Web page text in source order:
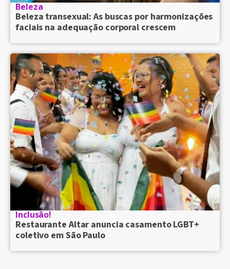
Beleza
Beleza transexual: As buscas por harmonizações
faciais na adequação corporal crescem
Inclusão!
Restaurante Altar anuncia casamento LGBT+
coletivo em São Paulo